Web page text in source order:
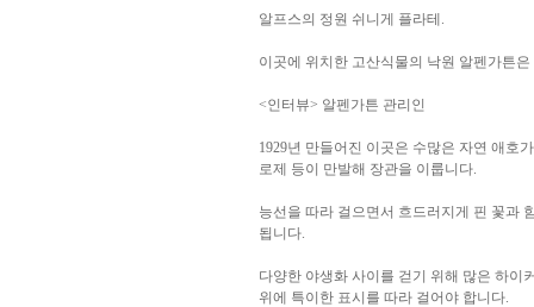
알프스의 정원 쉬니게 플라테.
이곳에 위치한 고산식물의 낙원 알펜가튼
<인터뷰> 알펜가튼 관리인
1929년 만들어진 이곳은 수많은 자연 애호
로제 등이 만발해 장관을 이룹니다.
능선을 따라 걸으면서 흐드러지게 핀 꽃과
됩니다.
다양한 야생화 사이를 걷기 위해 많은 하이
위에 특이한 표시를 따라 걸어야 합니다.